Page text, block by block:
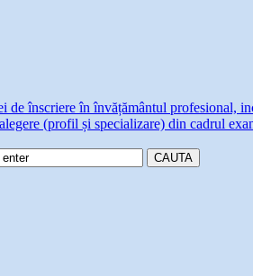
de înscriere în învățământul profesional,
(profil și specializare) din cadrul